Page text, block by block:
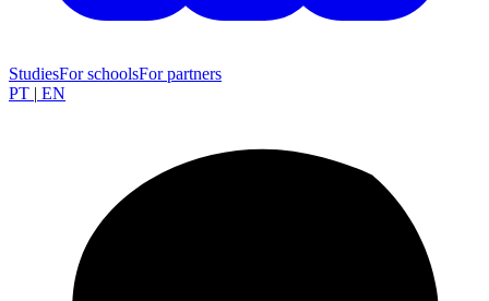
StudiesFor schoolsFor partners
PT | EN